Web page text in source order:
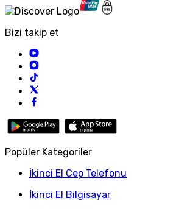
Bizi takip et
Popüler Kategoriler
İkinci El Cep Telefonu
İkinci El Bilgisayar